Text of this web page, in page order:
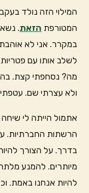
המילוי הזה נולד
המטורפת הזאת.
במקרר. אני לא
לשלב אותו עם
מה? נסחפתי קצת.
ולא עצרתי שם. עטפתי
אתמול הייתה לי
הרשתות החברתיות.
בדרך. על הצורך
מיותרים. להמנע
להיות אנחנו באמת.